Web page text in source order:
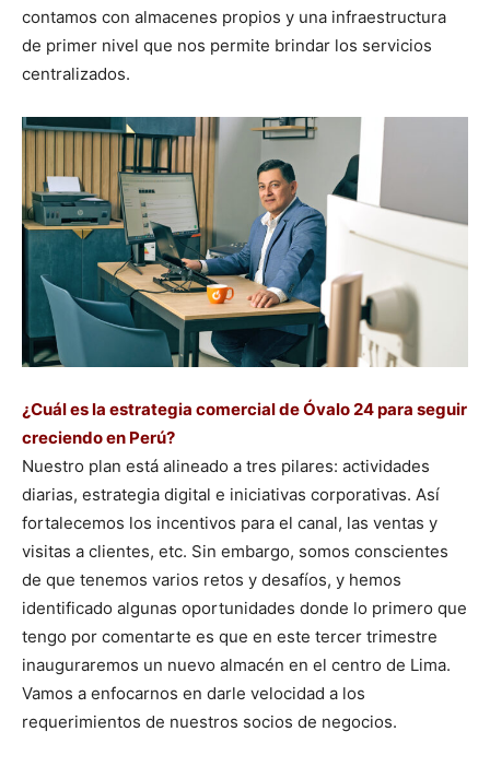
contamos con almacenes propios y una infraestructura
de primer nivel que nos permite brindar los servicios
centralizados.
¿Cuál es la estrategia comercial de Óvalo 24 para seguir
creciendo en Perú?
Nuestro plan está alineado a tres pilares: actividades
diarias, estrategia digital e iniciativas corporativas. Así
fortalecemos los incentivos para el canal, las ventas y
visitas a clientes, etc. Sin embargo, somos conscientes
de que tenemos varios retos y desafíos, y hemos
identificado algunas oportunidades donde lo primero que
tengo por comentarte es que en este tercer trimestre
inauguraremos un nuevo almacén en el centro de Lima.
Vamos a enfocarnos en darle velocidad a los
requerimientos de nuestros socios de negocios.